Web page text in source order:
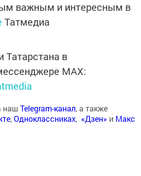
важным и интересным в
Татмедиа
Татарстана в
MАХ:
наш Telegram-канал, а также
,Одноклассниках, «Дзен» и Макс